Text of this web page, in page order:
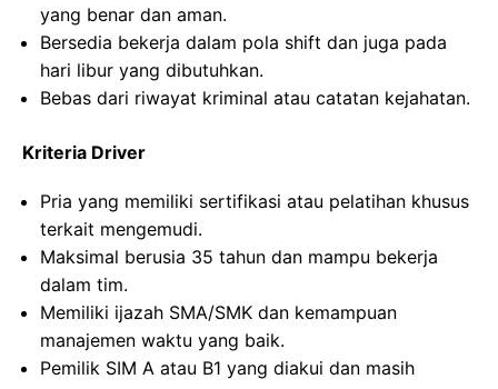
yang benar dan aman.
Bersedia bekerja dalam pola shift dan juga pada
hari libur yang dibutuhkan.
Bebas dari riwayat kriminal atau catatan kejahatan.
Kriteria Driver
Pria yang memiliki sertifikasi atau pelatihan khusus
terkait mengemudi.
Maksimal berusia 35 tahun dan mampu bekerja
dalam tim.
Memiliki ijazah SMA/SMK dan kemampuan
manajemen waktu yang baik.
Pemilik SIM A atau B1 yang diakui dan masih